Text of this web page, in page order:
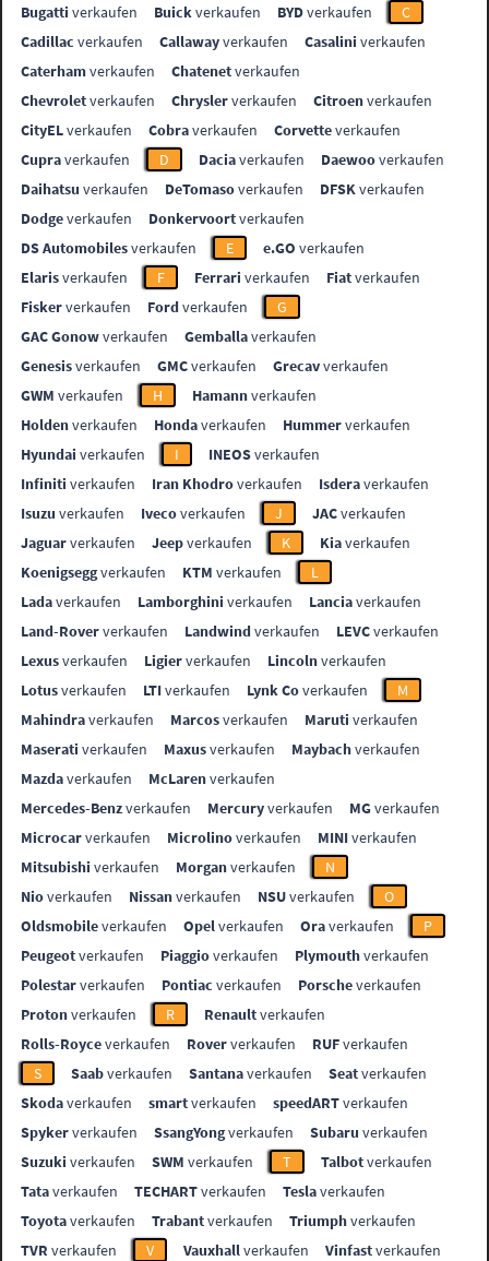
Bugatti verkaufen Buickverkaufen BYDverkaufen
C
Cadillac verkaufen Callawayverkaufen Casalini verkaufen
Caterhamverkaufen Chatenetverkaufen
Chevroletverkaufen Chryslerverkaufen Citroenverkaufen
CityELverkaufen Cobraverkaufen Corvetteverkaufen
Cupraverkaufen D Daciaverkaufen Daewooverkaufen
Daihatsu verkaufen DeTomasoverkaufen DFSKverkaufen
Dodgeverkaufen Donkervoortverkaufen
DS Automobilesverkaufen E e.GO verkaufen
Elarisverkaufen F Ferrari verkaufen Fiatverkaufen
Fiskerverkaufen Fordverkaufen
G
GAC Gonowverkaufen Gemballaverkaufen
Genesisverkaufen GMCverkaufen Grecavverkaufen
GWM verkaufen H Hamannverkaufen
Holdenverkaufen Hondaverkaufen Hummerverkaufen
Hyundai verkaufen I INEOSverkaufen
Infiniti verkaufen Iran Khodroverkaufen Isderaverkaufen
Isuzu verkaufen Ivecoverkaufen J JACverkaufen
Jaguarverkaufen Jeepverkaufen K Kiaverkaufen
Koenigseggverkaufen KTM verkaufen
L
Ladaverkaufen Lamborghini verkaufen Lanciaverkaufen
Land-Roververkaufen Landwindverkaufen LEVCverkaufen
Lexusverkaufen Ligierverkaufen Lincolnverkaufen
Lotusverkaufen LTIverkaufen Lynk Coverkaufen
M
Mahindraverkaufen Marcosverkaufen Maruti verkaufen
Maserati verkaufen Maxusverkaufen Maybachverkaufen
Mazdaverkaufen McLarenverkaufen
Mercedes-Benzverkaufen Mercuryverkaufen MGverkaufen
Microcarverkaufen Microlinoverkaufen MINIverkaufen
Mitsubishi verkaufen Morganverkaufen
N
Nioverkaufen Nissanverkaufen NSUverkaufen
O
Oldsmobileverkaufen Opelverkaufen Oraverkaufen
P
Peugeotverkaufen Piaggioverkaufen Plymouthverkaufen
Polestarverkaufen Pontiac verkaufen Porscheverkaufen
Protonverkaufen R Renaultverkaufen
Rolls-Royceverkaufen Roververkaufen RUFverkaufen
S
Saabverkaufen Santanaverkaufen Seatverkaufen
Skodaverkaufen smartverkaufen speedARTverkaufen
Spykerverkaufen SsangYongverkaufen Subaru verkaufen
Suzuki verkaufen SWM verkaufen T Talbotverkaufen
Tataverkaufen TECHARTverkaufen Teslaverkaufen
Toyotaverkaufen Trabantverkaufen Triumphverkaufen
TVR verkaufen V Vauxhallverkaufen Vinfastverkaufen